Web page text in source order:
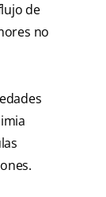
de
no